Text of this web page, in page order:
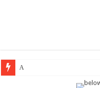
Arabic Them